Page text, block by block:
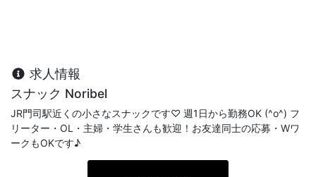
求人情報
スナック Noribel
JR門司駅近くの小さなスナックです♡ 週1日から勤務OK (^o^) フ
リーター・OL・主婦・学生さんも歓迎！お友達同士の応募・Wワ
ークもOKです♪